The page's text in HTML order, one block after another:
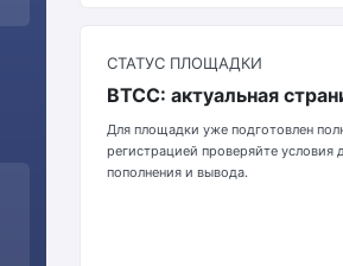
СТАТУС ПЛОЩАДКИ
BTCC: актуальная
Для площадки уже подготовлен
регистрацией проверяйте условия
пополнения и вывода.